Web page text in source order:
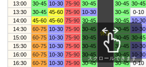
休止
13:00
30-45 10-30 75-90 30-45 30-45 30-45
13:30
30-45 45-60 75-90 10-30 30-45 0-10
14:00
45-60 45-60 75-90 30-45 30-45 10-30
14:30
60-75 10-30 75-90 30-45 30-45 10-30
15:00
60-75 10-30 75-90 30-45 30-45 30-45
15:30
60-75 10-30 75-90 30-45 30-45 10-30
16:00
60-75 10-30 75-90 30-45 30-45 10-30
16:30
60-75 10-30 75-90 30-45 30-45 0-10
スクロールできます